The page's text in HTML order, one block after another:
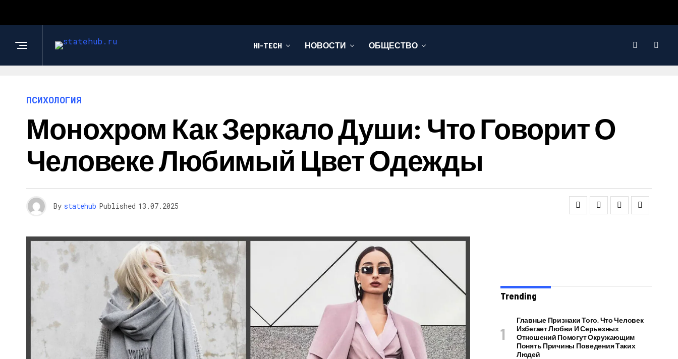
HI-TECH НОВОСТИ ОБЩЕСТВО
ПСИХОЛОГИЯ
Монохром Как Зеркало Души: Что Говорит О
Человеке Любимый Цвет Одежды
By statehub Published 13.07.2025
Trending
Главные Признаки Того, Что Человек
Избегает Любви И Серьезных
Отношений Помогут Окружающим
Понять Причины Поведения Таких
Людей